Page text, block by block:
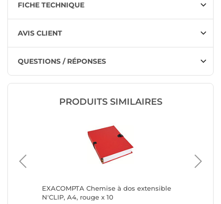
FICHE TECHNIQUE
AVIS CLIENT
QUESTIONS / RÉPONSES
PRODUITS SIMILAIRES
EXACOMPTA Chemise à dos extensible
N'CLIP, A4, rouge x 10